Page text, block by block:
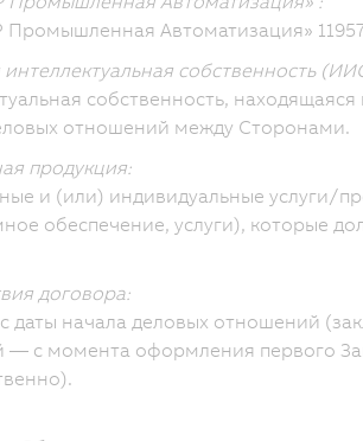
Автоматизация»
собственность
собственность,
отношений между Сторонами.
продукция:
и (или) индивидуальные услуги/
обеспечение, услуги), которые
договора:
даты начала деловых отношений
— с момента оформления первого